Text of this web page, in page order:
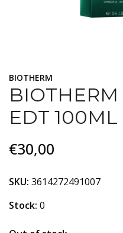
BIOTHERM
EDT 100ML
€30,00
SKU: 3614272491007
Stock: 0